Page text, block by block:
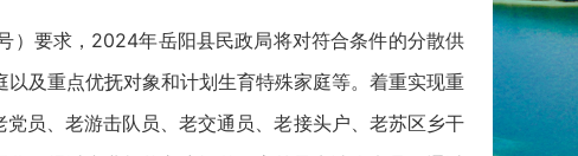
要求，2024年岳阳县民政局将对符合条件的分散供
及重点优抚对象和计划生育特殊家庭等。着重实现重
员、老游击队员、老交通员、老接头户、老苏区乡干